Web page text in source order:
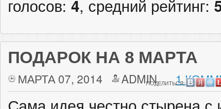
голосов: 4, средний рейтинг:
ПОДАРОК НА 8 МАРТА
МАРТА 07, 2014 ADMIN 1
ПОДЕЛИТЬСЯ: